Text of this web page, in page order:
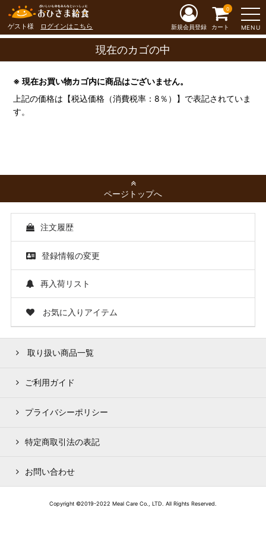
ゲスト様 ログインはこちら MENU
新規会員登録 カート
0
現在のカゴの中
※ 現在お買い物カゴ内に商品はございません。
上記の価格は【税込価格（消費税率：8％）】で表記されていま
す。
ページトップへ
注文履歴
登録情報の変更
再入荷リスト
お気に入りアイテム
取り扱い商品一覧
ご利用ガイド
プライバシーポリシー
特定商取引法の表記
お問い合わせ
Copyright ©2019-2022 Meal Care Co., LTD. All Rights Reserved.